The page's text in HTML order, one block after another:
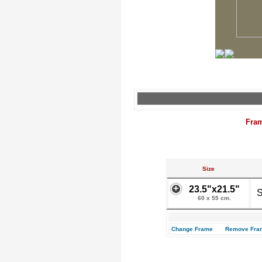
Size
23.5"x21.5"
60 x 55 cm.
Change Frame Remove